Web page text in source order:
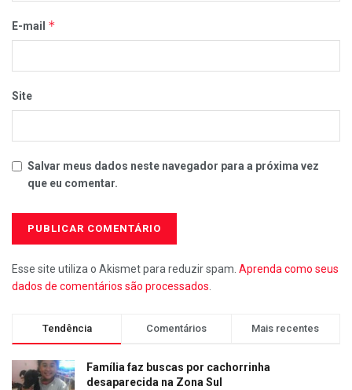
E-mail *
Site
Salvar meus dados neste navegador para a próxima vez
que eu comentar.
Esse site utiliza o Akismet para reduzir spam. Aprenda como seus
dados de comentários são processados
Tendência Comentários Mais recentes
Família faz buscas por cachorrinha
desaparecida na Zona Sul